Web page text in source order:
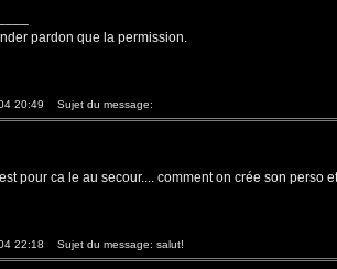
pardon que la permission.
20:49 Sujet du message:
pour ca le au secour.... comment on crée son perso
22:18 Sujet du message: salut!